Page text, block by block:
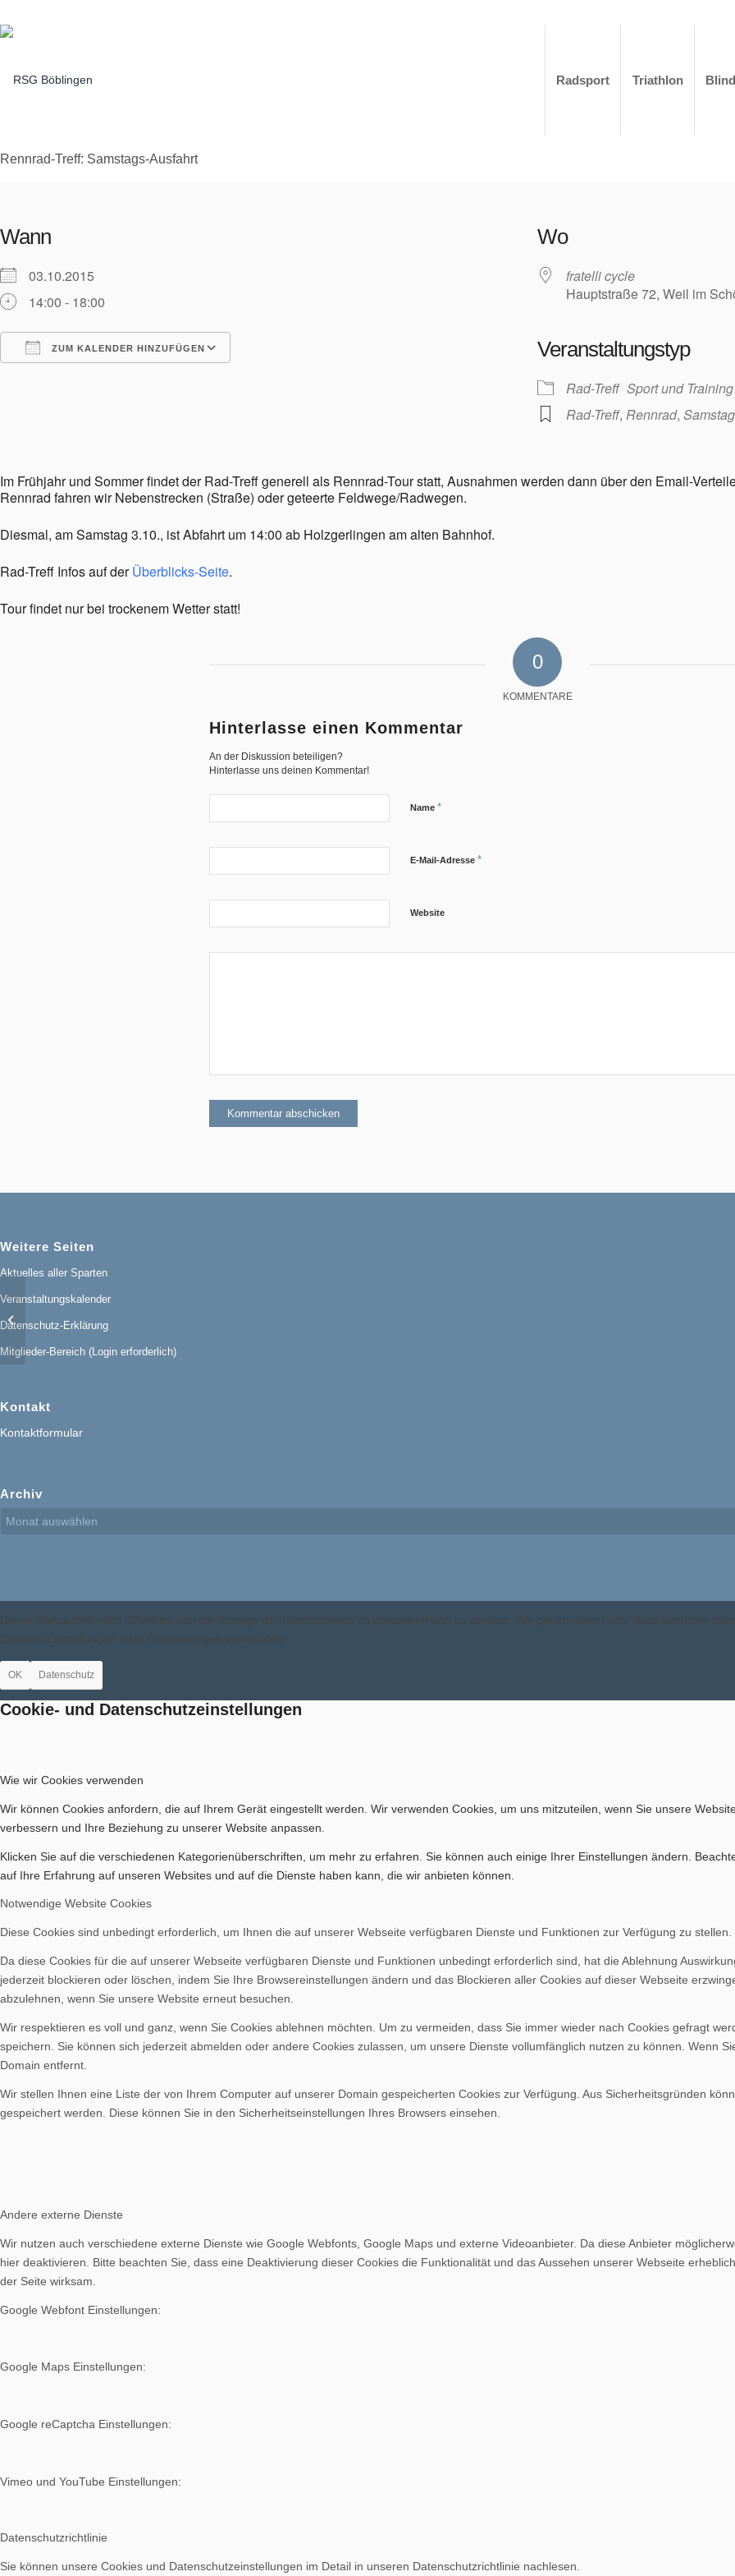
Radsport Triathlon
Rennrad-Treff: Samstags-Ausfahrt
Wann
03.10.2015
14:00 - 18:00
ZUM KALENDER HINZUFÜGEN
Wo
fratelli cycle
Hauptstraße 72, Weil im
Veranstaltungstyp
Rad-Treff Sport und Training
Rad-Treff, Rennrad, Samstag
Im Frühjahr und Sommer findet der Rad-Treff generell als Rennrad-Tour statt, Ausnahmen werden dann über den Email-
Rennrad fahren wir Nebenstrecken (Straße) oder geteerte Feldwege/Radwegen.
Diesmal, am Samstag 3.10., ist Abfahrt um 14:00 ab Holzgerlingen am alten Bahnhof.
Rad-Treff Infos auf derÜberblicks-Seite.
Tour findet nur bei trockenem Wetter statt!
0
KOMMENTARE
Hinterlasse einen Kommentar
An der Diskussion beteiligen?
Hinterlasse uns deinen Kommentar!
Name *
E-Mail-Adresse *
Website
Weitere Seiten
Aktuelles aller Sparten
Veranstaltungskalender
Datenschutz-Erklärung
Mitglieder-Bereich (Login erforderlich)
Kontakt
Kontaktformular
Archiv
Ausfahrt
Dieser Webauftritt nutzt "Cookies" um die Anzeige der Informationen zu optimieren und zu steuern. Wir gehen davon aus, dass Besucher
Browser-Einstellungen oder Erweiterungen verwenden.
OK Datenschutz
Cookie- und Datenschutzeinstellungen
Wie wir Cookies verwenden
Wir können Cookies anfordern, die auf Ihrem Gerät eingestellt werden. Wir verwenden Cookies, um uns mitzuteilen, wenn Sie unsere
verbessern und Ihre Beziehung zu unserer Website anpassen.
Klicken Sie auf die verschiedenen Kategorienüberschriften, um mehr zu erfahren. Sie können auch einige Ihrer Einstellungen ändern.
auf Ihre Erfahrung auf unseren Websites und auf die Dienste haben kann, die wir anbieten können.
Notwendige Website Cookies
Diese Cookies sind unbedingt erforderlich, um Ihnen die auf unserer Webseite verfügbaren Dienste und Funktionen zur Verfügung zu stellen.
Da diese Cookies für die auf unserer Webseite verfügbaren Dienste und Funktionen unbedingt erforderlich sind, hat die Ablehnung
jederzeit blockieren oder löschen, indem Sie Ihre Browsereinstellungen ändern und das Blockieren aller Cookies auf dieser Webseite
abzulehnen, wenn Sie unsere Website erneut besuchen.
Wir respektieren es voll und ganz, wenn Sie Cookies ablehnen möchten. Um zu vermeiden, dass Sie immer wieder nach Cookies gefragt
speichern. Sie können sich jederzeit abmelden oder andere Cookies zulassen, um unsere Dienste vollumfänglich nutzen zu können. Wenn
Domain entfernt.
Wir stellen Ihnen eine Liste der von Ihrem Computer auf unserer Domain gespeicherten Cookies zur Verfügung. Aus Sicherheitsgründen
gespeichert werden. Diese können Sie in den Sicherheitseinstellungen Ihres Browsers einsehen.
Andere externe Dienste
Wir nutzen auch verschiedene externe Dienste wie Google Webfonts, Google Maps und externe Videoanbieter. Da diese Anbieter
hier deaktivieren. Bitte beachten Sie, dass eine Deaktivierung dieser Cookies die Funktionalität und das Aussehen unserer Webseite
der Seite wirksam.
Google Webfont Einstellungen:
Google Maps Einstellungen:
Google reCaptcha Einstellungen:
Vimeo und YouTube Einstellungen:
Datenschutzrichtlinie
Sie können unsere Cookies und Datenschutzeinstellungen im Detail in unseren Datenschutzrichtlinie nachlesen.